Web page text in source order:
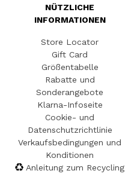
NÜTZLICHE
INFORMATIONEN
Store Locator
Gift Card
Größentabelle
Rabatte und
Sonderangebote
Klarna-Infoseite
Cookie- und
Datenschutzrichtlinie
Verkaufsbedingungen und
Konditionen
Anleitung zum Recycling